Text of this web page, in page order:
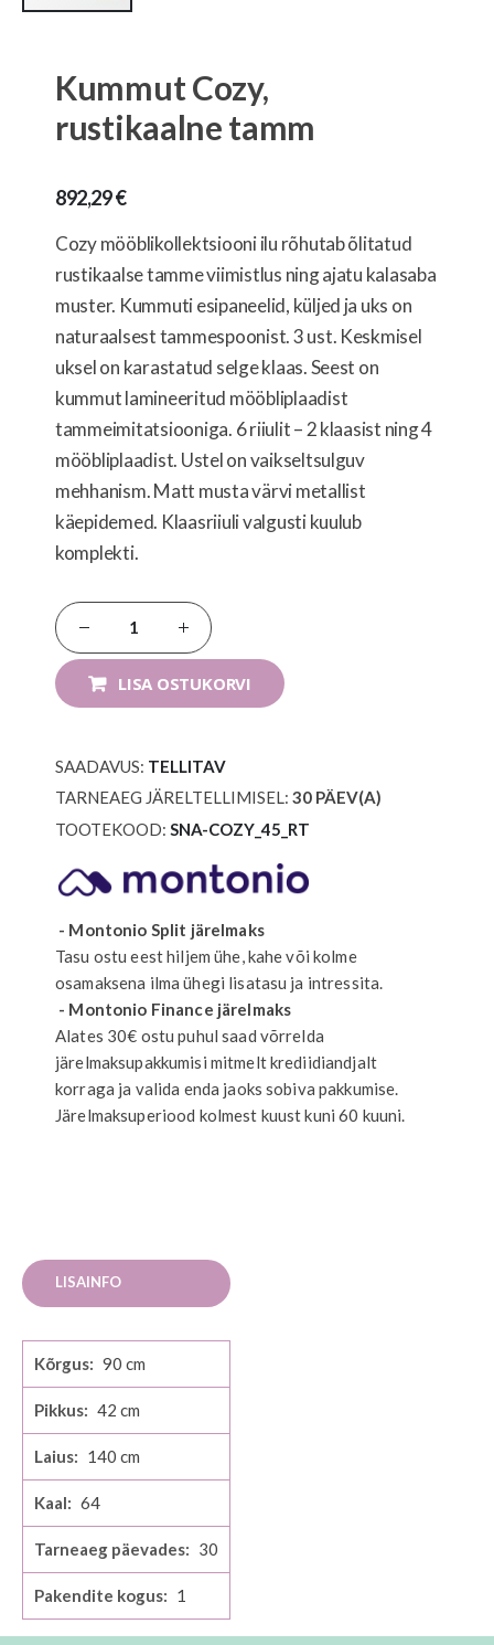
beginning
Kummut Cozy,
rustikaalne tamm
892,29 €
Cozy mööblikollektsiooni ilu rõhutab õlitatud
rustikaalse tamme viimistlus ning ajatu kalasaba
muster. Kummuti esipaneelid, küljed ja uks on
naturaalsest tammespoonist. 3 ust. Keskmisel
uksel on karastatud selge klaas. Seest on
kummut lamineeritud mööbliplaadist
tammeimitatsiooniga. 6 riiulit – 2 klaasist ning 4
mööbliplaadist. Ustel on vaikseltsulguv
mehhanism. Matt musta värvi metallist
käepidemed. Klaasriiuli valgusti kuulub
komplekti.
LISA OSTUKORVI
SAADAVUS: TELLITAV
TARNEAEG JÄRELTELLIMISEL: 30 PÄEV(A)
TOOTEKOOD SNA-COZY_45_RT
- Montonio Split järelmaks
Tasu ostu eest hiljem ühe, kahe või kolme
osamaksena ilma ühegi lisatasu ja intressita.
- Montonio Finance järelmaks
Alates 30€ ostu puhul saad võrrelda
järelmaksupakkumisi mitmelt krediidiandjalt
korraga ja valida enda jaoks sobiva pakkumise.
Järelmaksuperiood kolmest kuust kuni 60 kuuni.
LISAINFO
90
42
140
64
30
1